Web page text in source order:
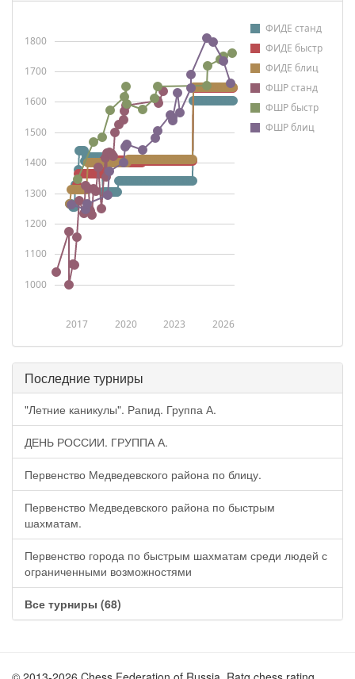
ФИДЕ станд
ФИДЕ быстр
ФИДЕ блиц
ФШР станд
ФШР быстр
ФШР блиц
2017 2020 2023 2026
1000
1100
1200
1300
1400
1500
1600
1700
1800
Последние турниры
"Летние каникулы". Рапид. Группа А.
ДЕНЬ РОССИИ. ГРУППА А.
Первенство Медведевского района по блицу.
Первенство Медведевского района по быстрым
шахматам.
Первенство города по быстрым шахматам среди людей с
ограниченными возможностями
Все турниры (68)